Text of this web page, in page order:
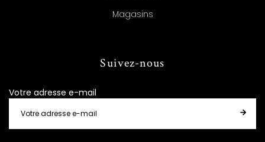
Magasins
Suivez-nous
Votre adresse e-mail